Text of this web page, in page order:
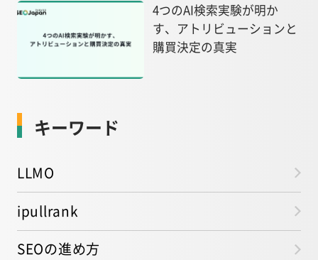
4つのAI検索実験が明か
す、アトリビューションと
購買決定の真実
キーワード
LLMO
ipullrank
SEOの進め方